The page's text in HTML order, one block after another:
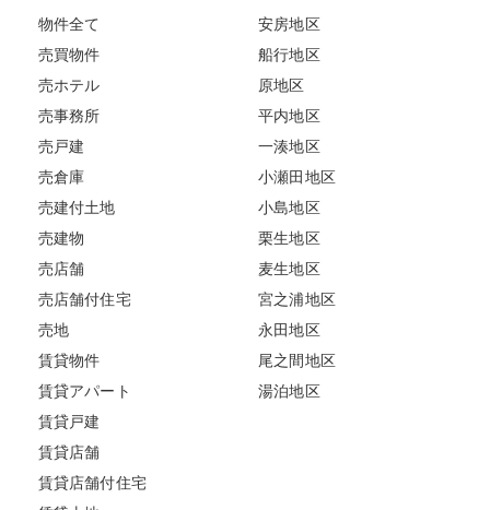
物件全て
売買物件
売ホテル
売事務所
売戸建
売倉庫
売建付土地
売建物
売店舗
売店舗付住宅
売地
賃貸物件
賃貸アパート
賃貸戸建
賃貸店舗
賃貸店舗付住宅
安房地区
船行地区
原地区
平内地区
一湊地区
小瀬田地区
小島地区
栗生地区
麦生地区
宮之浦地区
永田地区
尾之間地区
湯泊地区